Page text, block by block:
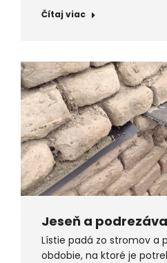
Čítaj viac
Jeseň a
Lístie padá zo stromov a
obdobie, na ktoré je